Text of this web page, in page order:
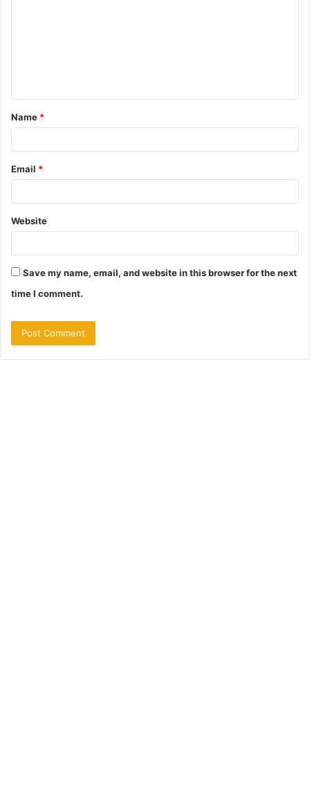
t
*
Name *
Email *
Website
Save my name, email, and website in this browser for the next
time I comment.